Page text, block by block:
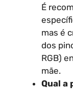
É
mas é
dos
RGB)
mãe.
Qual a